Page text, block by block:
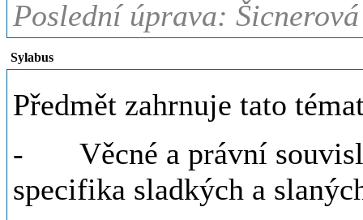
Poslední úprava:
Sylabus
Předmět zahrnuje tato
- Věcné a právní
specifika sladkých a